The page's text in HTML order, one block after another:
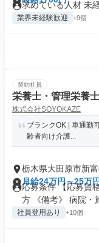
求めている人材 未
業界未経験歓迎 +9個
契約社員
栄養士・管理栄養
株式会社SOYOKAZE
ブランクOK | 車通勤
齢者向け介護...
栃木県大田原市新
月給24万円～25万円
応募条件 【応募資
方 《備考》 病院・
社員登用あり +10個